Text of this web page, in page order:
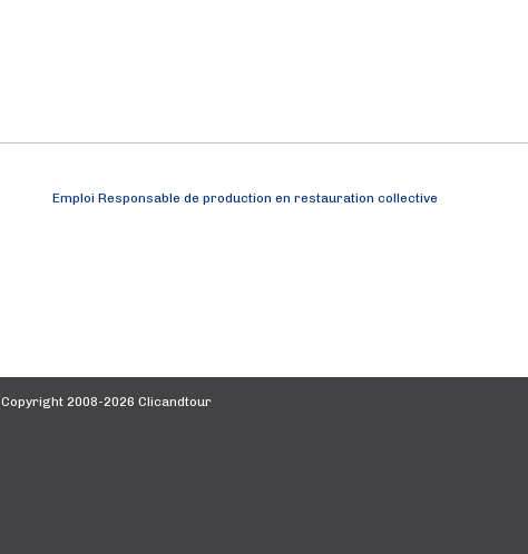
Emploi Responsable de production en restauration collective
Copyright 2008-2026 Clicandtour